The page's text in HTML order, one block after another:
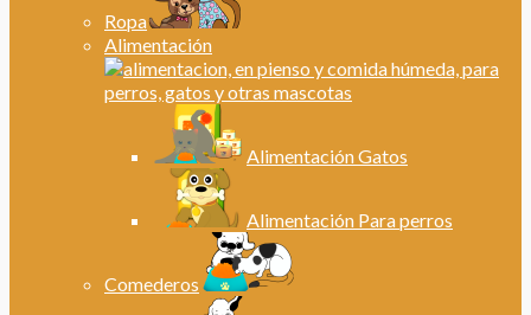
Ropa
Alimentación
Alimentación Gatos
Alimentación Para perros
Comederos